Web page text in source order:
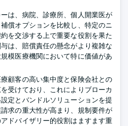
は、病院、診療所、個人開業医が
償オプションを比較し、特定のニ
を交渉する上で重要な役割を果た
は、賠償責任の懸念がより複雑な
模医療機関において特に価値があ
顧客の高い集中度と保険会社との
受けており、これによりブローカ
定とバンドルソリューションを提
求の重大性が高まり、規制要件が
ドバイザリー的役割はますます重